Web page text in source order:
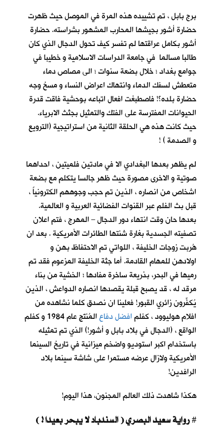
برج بابل ، تم تشييده هذه المرة في الموصل حيث ظهرت
حضارة أشور بجيشها المحارب المشهور بشراسته. حضارة
أشور بكامل عراقتها لم تفسر كيف تحول الدجال الذي كان
طالبا مسالما في جامعة الدراسات الاسلامية و خطيبا في
جوامع بغداد ؛ خلال بضعة سنوات ؛ الى مصاص دماء
متعطش لسفك الدماء وانتهاك اعراض النساء و مسخ وجه
حضارة بلده؟! فاصطبغت افعال اتباعه بوحشية فاقت قدرة
الحيوانات المفترسة على الفتك والتمثيل بجثث الابرياء.
حيث كانت هذه هي الحلقة الثانية من استراتيجية (الترويع
و الصدمة ) !
لم يظهر بعدها البغدادي الا في مادتين فلميتين ، احداهما
صوتية و الاخرى مصورة حيث ظهر جالسا يتكلم مع بضعة
اشخاص من انصاره ، الذين تم حجب وجوههم الكترونياً ،
قبل بث الفلم عبر القنوات الفضائية العربية و العالمية.
بعدها حان وقت انتهاء دور الدجال – المهرج ، فتم اعلان
تصفيته الجسدية بغارة شنتها الطائرات الأمريكية . بعد ان
هُربت زوجات الخليفة ، اللواتي تم الاحتفاظ بهن و
اولادهن للمهام القادمة. أما جثة الخليفة المزعوم فقد تم
رميها في البحر، بذريعة ساخرة مفادها ؛ الخشية من بناء
مرقد له ، قد يصبح قبلة يقصدها انصاره الدواعش ، الذين
يُكفِّرون زائري القبور! فعلينا ان نصدق كلما نشاهده من
افلام هوليوود ، كفلمافضل دفاع
المُنتَج عام 1984 و كفلم
الواقع ، (الدجال في بلاد بابل و أشور!) الذي تم تمثيله
باستخدام اكبر استوديو واضخم ميزانية في تاريخ السينما
الأمريكية ولازال عرضه مستمرا على شاشة سينما بلاد
الرافدين!
هكذا شاهدت ذلك العالم المجنون، هذا اليوم!
#